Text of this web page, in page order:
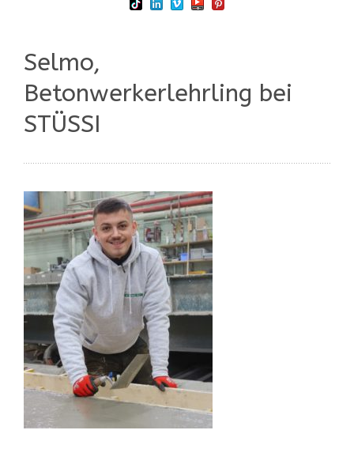
Selmo,
Betonwerkerlehrling bei
STÜSSI